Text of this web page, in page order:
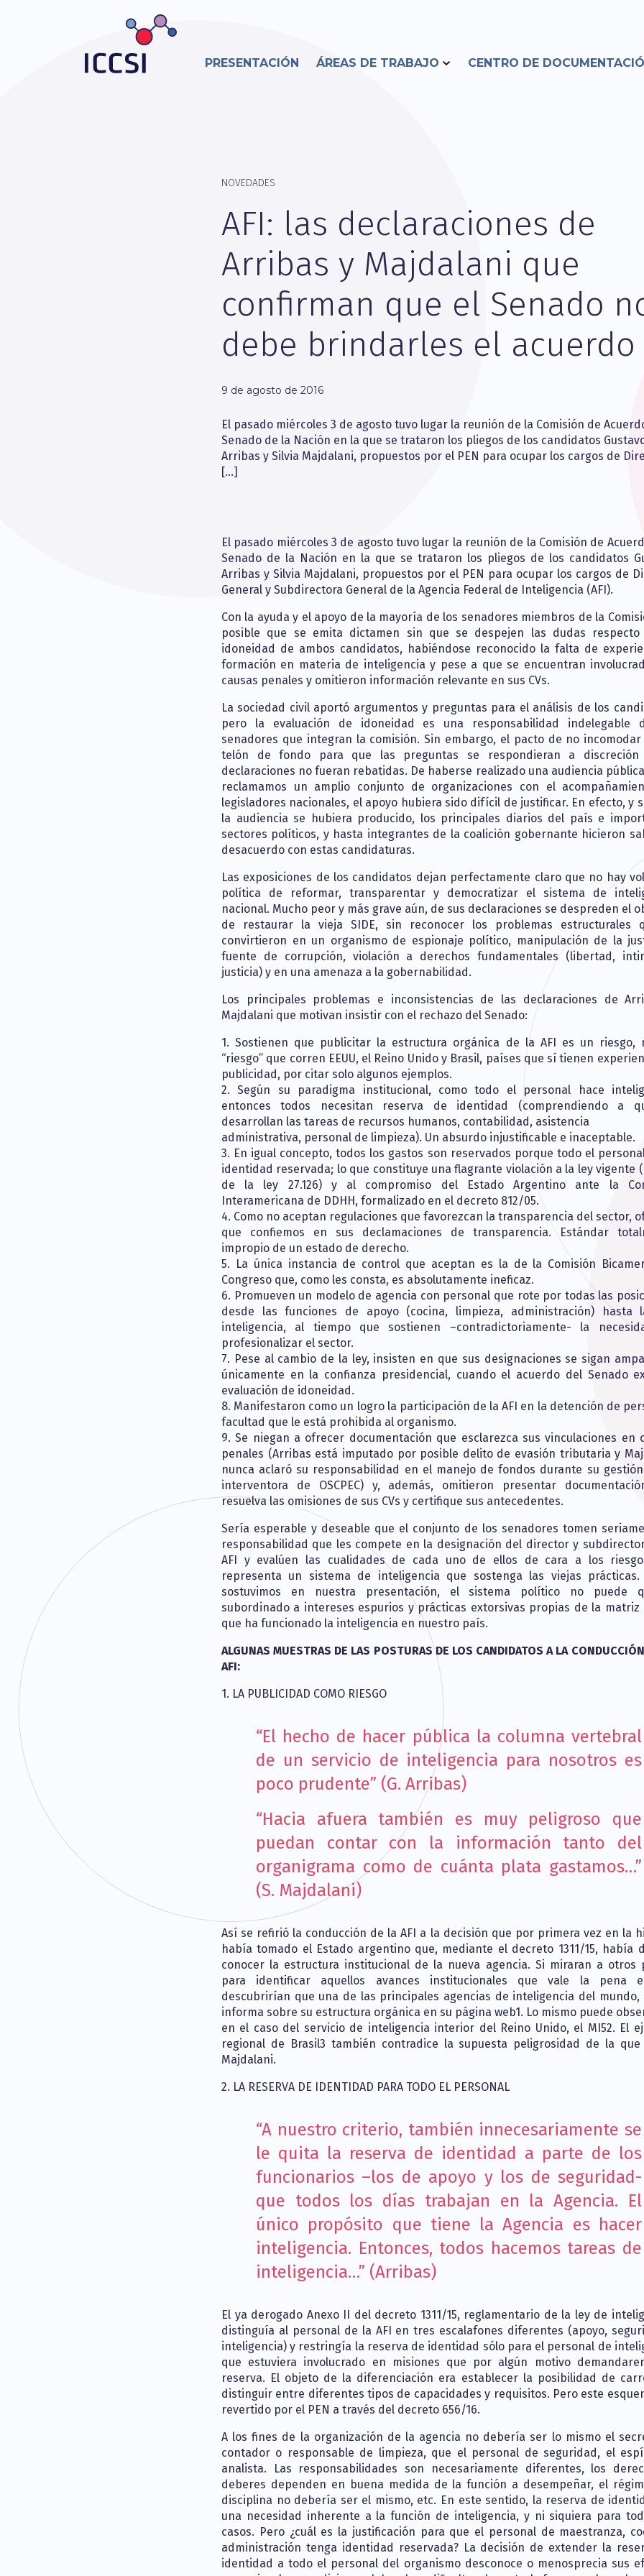
PRESENTACIÓN ÁREAS DE TRABAJO CENTRO DE
NOVEDADES
AFI: las declaraciones de
Arribas y Majdalani que
confirman que el Senado
debe brindarles el acuerdo
9 de agosto de 2016
El pasado miércoles 3 de agosto tuvo lugar la reunión de la Comisión de
Senado de la Nación en la que se trataron los pliegos de los candidatos
Arribas y Silvia Majdalani, propuestos por el PEN para ocupar los cargos de
[…]
El pasado miércoles 3 de agosto tuvo lugar la reunión de la Comisión de
Senado de la Nación en la que se trataron los pliegos de los candidatos
Arribas y Silvia Majdalani, propuestos por el PEN para ocupar los cargos de
General y Subdirectora General de la Agencia Federal de Inteligencia (AFI).
Con la ayuda y el apoyo de la mayoría de los senadores miembros de la
posible que se emita dictamen sin que se despejen las dudas
idoneidad de ambos candidatos, habiéndose reconocido la falta de
formación en materia de inteligencia y pese a que se encuentran
causas penales y omitieron información relevante en sus CVs.
La sociedad civil aportó argumentos y preguntas para el análisis de los
pero la evaluación de idoneidad es una responsabilidad indelegable
senadores que integran la comisión. Sin embargo, el pacto de no
telón de fondo para que las preguntas se respondieran a
declaraciones no fueran rebatidas. De haberse realizado una audiencia
reclamamos un amplio conjunto de organizaciones con el
legisladores nacionales, el apoyo hubiera sido difícil de justificar. En efecto, y
la audiencia se hubiera producido, los principales diarios del país e
sectores políticos, y hasta integrantes de la coalición gobernante hicieron
desacuerdo con estas candidaturas.
Las exposiciones de los candidatos dejan perfectamente claro que no hay
política de reformar, transparentar y democratizar el sistema de
nacional. Mucho peor y más grave aún, de sus declaraciones se despreden el
de restaurar la vieja SIDE, sin reconocer los problemas estructurales
convirtieron en un organismo de espionaje político, manipulación de la
fuente de corrupción, violación a derechos fundamentales (libertad,
justicia) y en una amenaza a la gobernabilidad.
Los principales problemas e inconsistencias de las declaraciones de
Majdalani que motivan insistir con el rechazo del Senado:
1. Sostienen que publicitar la estructura orgánica de la AFI es un riesgo,
“riesgo” que corren EEUU, el Reino Unido y Brasil, países que sí tienen
publicidad, por citar solo algunos ejemplos.
2. Según su paradigma institucional, como todo el personal hace
entonces todos necesitan reserva de identidad (comprendiendo a
desarrollan las tareas de recursos humanos, contabilidad, asistencia
administrativa, personal de limpieza). Un absurdo injustificable e inaceptable.
3. En igual concepto, todos los gastos son reservados porque todo el
identidad reservada; lo que constituye una flagrante violación a la ley vigente
de la ley 27.126) y al compromiso del Estado Argentino ante la
Interamericana de DDHH, formalizado en el decreto 812/05.
4. Como no aceptan regulaciones que favorezcan la transparencia del sector,
que confiemos en sus declamaciones de transparencia. Estándar
impropio de un estado de derecho.
5. La única instancia de control que aceptan es la de la Comisión
Congreso que, como les consta, es absolutamente ineficaz.
6. Promueven un modelo de agencia con personal que rote por todas las
desde las funciones de apoyo (cocina, limpieza, administración) hasta
inteligencia, al tiempo que sostienen –contradictoriamente- la
profesionalizar el sector.
7. Pese al cambio de la ley, insisten en que sus designaciones se sigan
únicamente en la confianza presidencial, cuando el acuerdo del Senado
evaluación de idoneidad.
8. Manifestaron como un logro la participación de la AFI en la detención de
facultad que le está prohibida al organismo.
9. Se niegan a ofrecer documentación que esclarezca sus vinculaciones en
penales (Arribas está imputado por posible delito de evasión tributaria y
nunca aclaró su responsabilidad en el manejo de fondos durante su
interventora de OSCPEC) y, además, omitieron presentar
resuelva las omisiones de sus CVs y certifique sus antecedentes.
Sería esperable y deseable que el conjunto de los senadores tomen
responsabilidad que les compete en la designación del director y
AFI y evalúen las cualidades de cada uno de ellos de cara a los
representa un sistema de inteligencia que sostenga las viejas prácticas.
sostuvimos en nuestra presentación, el sistema político no puede
subordinado a intereses espurios y prácticas extorsivas propias de la matriz
que ha funcionado la inteligencia en nuestro país.
ALGUNAS MUESTRAS DE LAS POSTURAS DE LOS CANDIDATOS A LA
AFI:
1. LA PUBLICIDAD COMO RIESGO
“El hecho de hacer pública la columna vertebral
de un servicio de inteligencia para nosotros es
poco prudente” (G. Arribas)
“Hacia afuera también es muy peligroso que
puedan contar con la información tanto del
organigrama como de cuánta plata gastamos…”
(S. Majdalani)
Así se refirió la conducción de la AFI a la decisión que por primera vez en la
había tomado el Estado argentino que, mediante el decreto 1311/15, había
conocer la estructura institucional de la nueva agencia. Si miraran a otros
para identificar aquellos avances institucionales que vale la pena
descubrirían que una de las principales agencias de inteligencia del mundo,
informa sobre su estructura orgánica en su página web1. Lo mismo puede
en el caso del servicio de inteligencia interior del Reino Unido, el MI52. El
regional de Brasil3 también contradice la supuesta peligrosidad de la que
Majdalani.
2. LA RESERVA DE IDENTIDAD PARA TODO EL PERSONAL
“A nuestro criterio, también innecesariamente se
le quita la reserva de identidad a parte de los
funcionarios –los de apoyo y los de seguridad-
que todos los días trabajan en la Agencia. El
único propósito que tiene la Agencia es hacer
inteligencia. Entonces, todos hacemos tareas de
inteligencia…” (Arribas)
El ya derogado Anexo II del decreto 1311/15, reglamentario de la ley de
distinguía al personal de la AFI en tres escalafones diferentes (apoyo,
inteligencia) y restringía la reserva de identidad sólo para el personal de
que estuviera involucrado en misiones que por algún motivo
reserva. El objeto de la diferenciación era establecer la posibilidad de
distinguir entre diferentes tipos de capacidades y requisitos. Pero este
revertido por el PEN a través del decreto 656/16.
A los fines de la organización de la agencia no debería ser lo mismo el
contador o responsable de limpieza, que el personal de seguridad, el
analista. Las responsabilidades son necesariamente diferentes, los
deberes dependen en buena medida de la función a desempeñar, el
disciplina no debería ser el mismo, etc. En este sentido, la reserva de
una necesidad inherente a la función de inteligencia, y ni siquiera para
casos. Pero ¿cuál es la justificación para que el personal de maestranza,
administración tenga identidad reservada? La decisión de extender la
identidad a todo el personal del organismo desconoce o menosprecia sus